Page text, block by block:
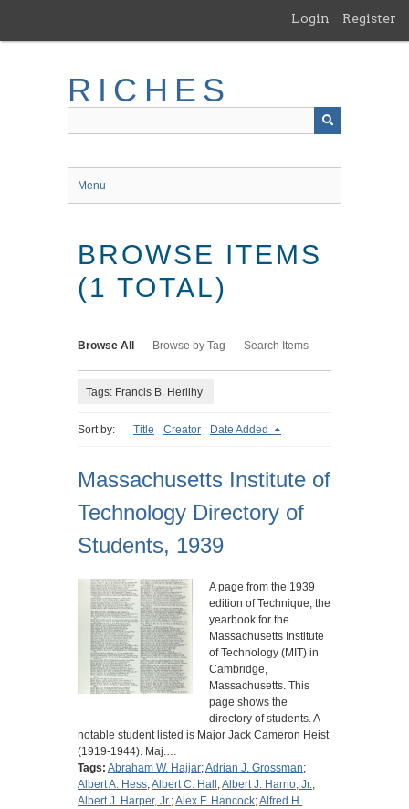
main
Login Register
RICHES
Menu
BROWSE ITEMS
(1 TOTAL)
Browse All Browse by Tag Search Items
Tags: Francis B. Herlihy
Sort by: Title Creator Date Added
Massachusetts Institute of
Technology Directory of
Students, 1939
A page from the 1939
edition of Technique, the
yearbook for the
Massachusetts Institute
of Technology (MIT) in
Cambridge,
Massachusetts. This
page shows the
directory of students. A
notable student listed is Major Jack Cameron Heist
(1919-1944). Maj.…
Tags: Abraham W. Hajjar;Adrian J. Grossman;
Albert A. Hess;Albert C. Hall ;Albert J. Harno, Jr.;
Albert J. Harper, Jr.;Alex F. Hancock;Alfred H.